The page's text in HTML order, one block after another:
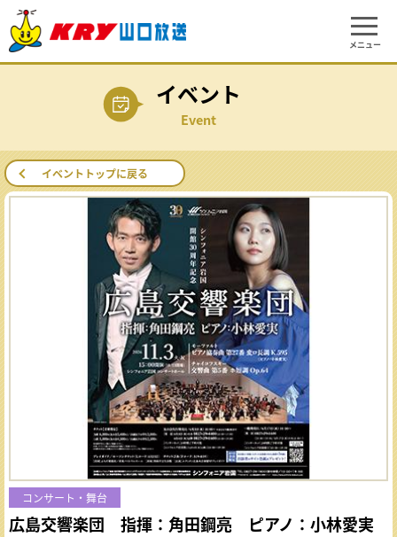
メニュー
イベント
Event
イベントトップに戻る
コンサート・舞台
広島交響楽団 指揮：角田鋼亮 ピアノ：小林愛実